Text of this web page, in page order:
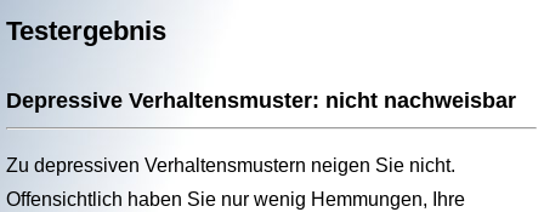
Testergebnis
Depressive Verhaltensmuster: nicht nachweisbar
Zu depressiven Verhaltensmustern neigen Sie nicht.
Offensichtlich haben Sie nur wenig Hemmungen, Ihre